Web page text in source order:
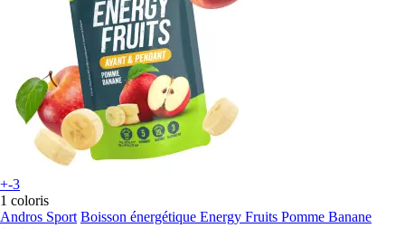
+-3
1 coloris
Andros Sport Boisson énergétique Energy Fruits Pomme Banane